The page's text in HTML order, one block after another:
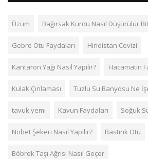
Üzüm Bağırsak Kurdu Nasıl Düşürülür
Gebre Otu Faydaları Hindistan Cevizi
Kantaron Yağı Nasıl Yapılır? Hacamatın
Kulak Çınlaması Tuzlu Su Banyosu Ne
tavuk yemi Kavun Faydaları Soğuk
Nöbet Şekeri Nasıl Yapılır? Bastırık Otu
Böbrek Taşı Ağrısı Nasıl Geçer